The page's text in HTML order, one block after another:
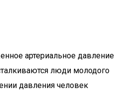
артериальное давление
люди молодого
давления человек